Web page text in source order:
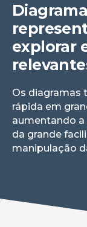
explorar
Os diagramas
rápida em
aumentando
da grande
manipulação